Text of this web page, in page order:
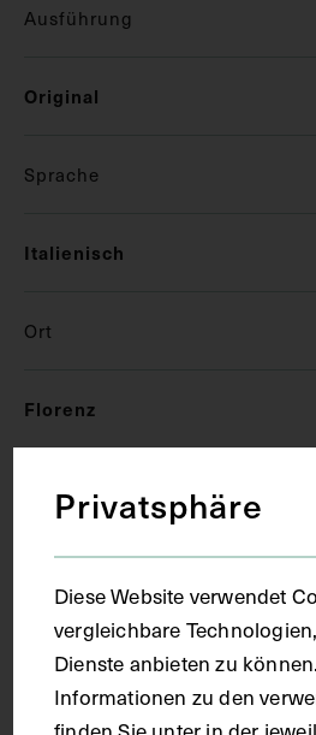
Ausführung
Original
Sprache
Italienisch
Ort
Florenz
Papier
Technik
Handschrift
Privatsphäre
Diese Website verwendet
vergleichbare
Dienste anbieten zu
Informationen zu den